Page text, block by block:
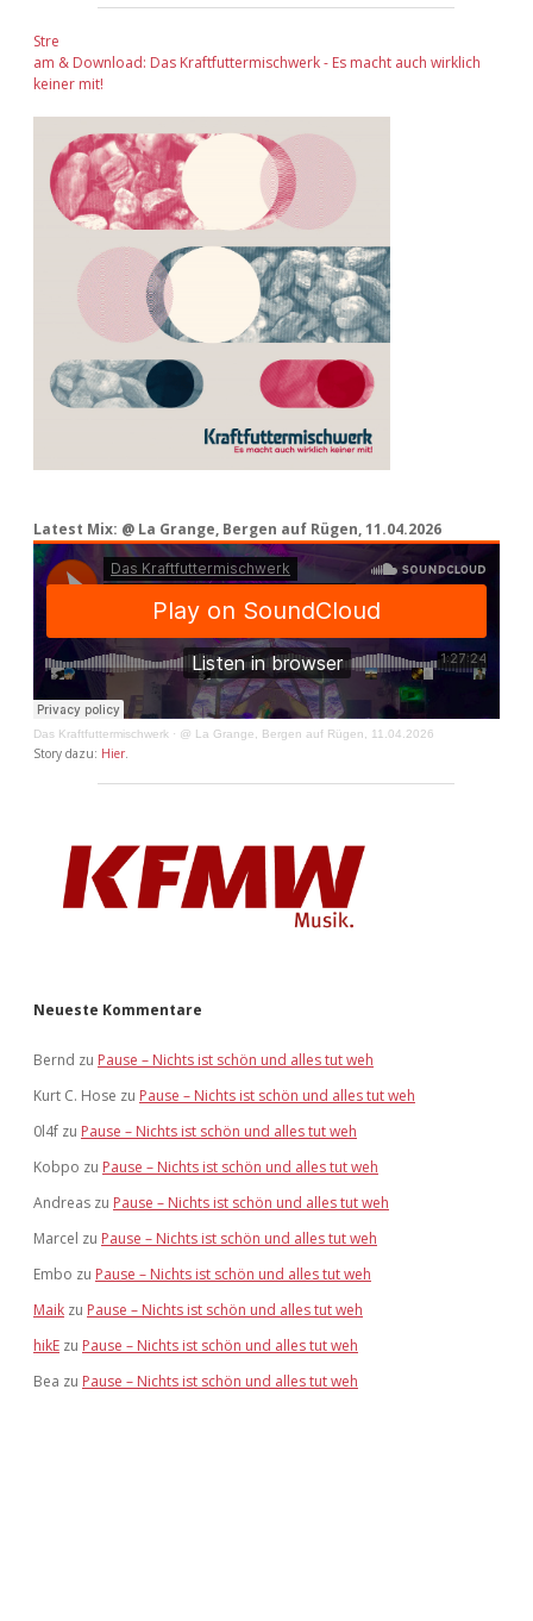
Stre
am & Download: Das Kraftfuttermischwerk - Es macht auch wirklich
keiner mit!
Latest Mix: @ La Grange, Bergen auf Rügen, 11.04.2026
Das Kraftfuttermischwerk · @ La Grange, Bergen auf Rügen, 11.04.2026
Story dazu: Hier.
Neueste Kommentare
Bernd zu Pause – Nichts ist schön und alles tut weh
Kurt C. Hose zu Pause – Nichts ist schön und alles tut weh
0l4f zu Pause – Nichts ist schön und alles tut weh
Kobpo zu Pause – Nichts ist schön und alles tut weh
Andreas zu Pause – Nichts ist schön und alles tut weh
Marcel zu Pause – Nichts ist schön und alles tut weh
Embo zu Pause – Nichts ist schön und alles tut weh
Maik zu Pause – Nichts ist schön und alles tut weh
hikE zu Pause – Nichts ist schön und alles tut weh
Bea zu Pause – Nichts ist schön und alles tut weh